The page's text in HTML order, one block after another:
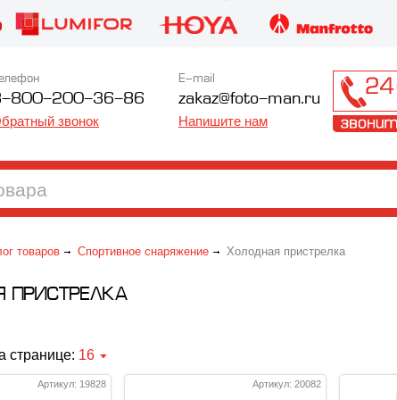
800-200-36-86
звонок
E-mail
zakaz@foto-man.ru
Напишите нам
товаров Спортивное снаряжение Холодная пристрелка
ПРИСТРЕЛКА
странице: 16
Артикул: 19828 Артикул: 20082